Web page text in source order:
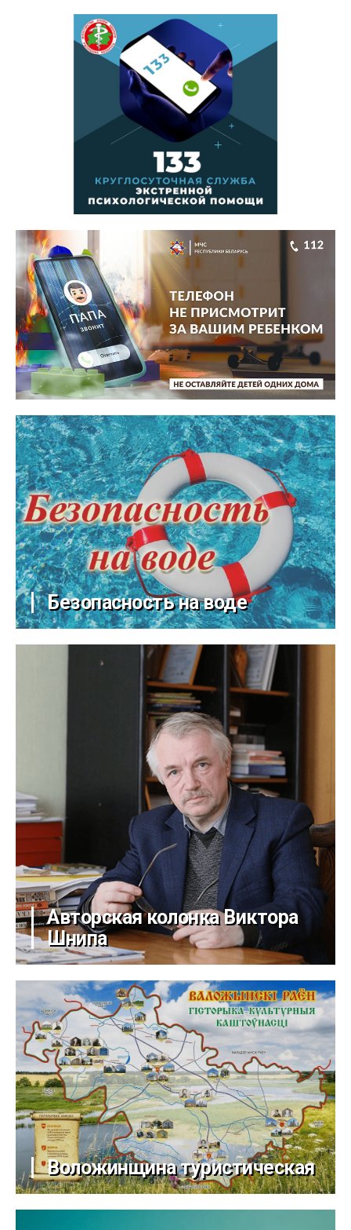
Безопасность на воде
Авторская колонка Виктора
Шнипа
Воложинщина туристическая